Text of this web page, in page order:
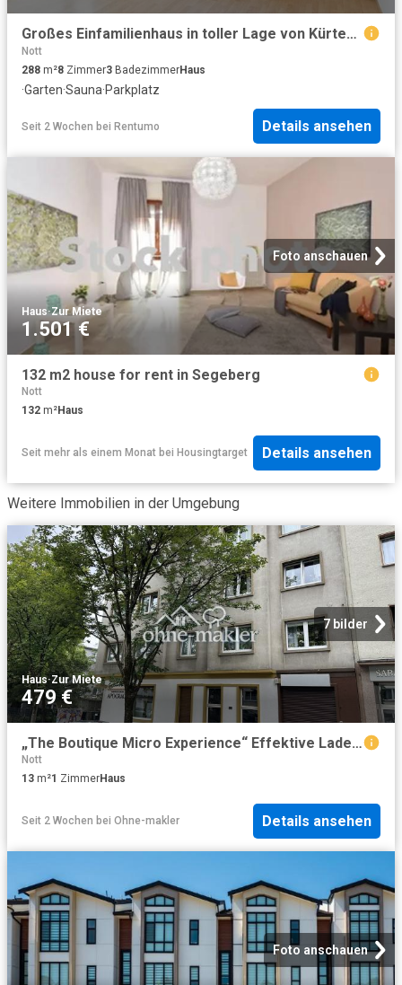
Großes Einfamilienhaus in toller Lage von Kürten Rodenberg !
Nott
288 m²8 Zimmer3 BadezimmerHaus
·Garten·Sauna·Parkplatz
Seit 2 Wochen bei Rentumo Details ansehen
Foto anschauen
Haus·Zur Miete
1.501 €
132 m2 house for rent in Segeberg
Nott
132 m²Haus
Seit mehr als einem Monat bei Housingtarget Details ansehen
Weitere Immobilien in der Umgebung
7 bilder
Haus·Zur Miete
479 €
„The Boutique Micro Experience“ Effektive Ladenfläche in zentraler Lage von Dortmund
Nott
13 m²1 ZimmerHaus
Seit 2 Wochen bei Ohne-makler Details ansehen
Foto anschauen